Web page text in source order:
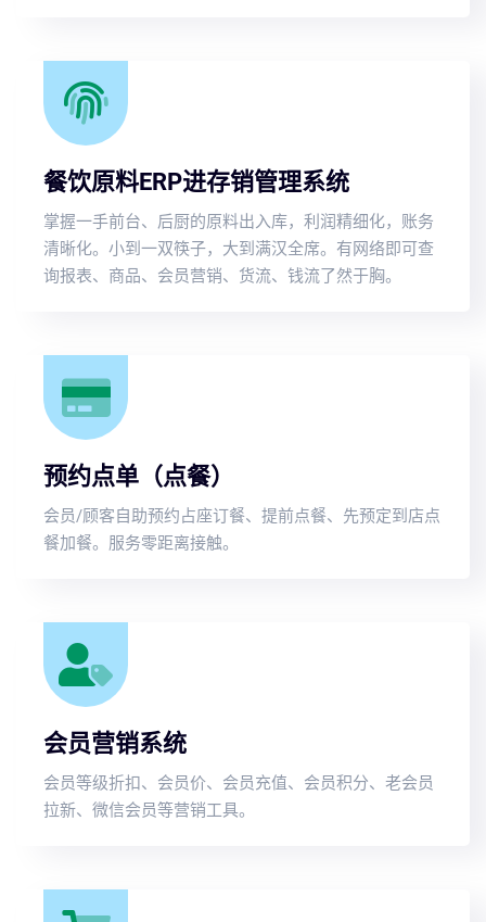
餐饮原料ERP进存销管理系统
掌握一手前台、后厨的原料出入库，利润精细化，账务
清晰化。小到一双筷子，大到满汉全席。有网络即可查
询报表、商品、会员营销、货流、钱流了然于胸。
预约点单（点餐）
会员/顾客自助预约占座订餐、提前点餐、先预定到店点
餐加餐。服务零距离接触。
会员营销系统
会员等级折扣、会员价、会员充值、会员积分、老会员
拉新、微信会员等营销工具。